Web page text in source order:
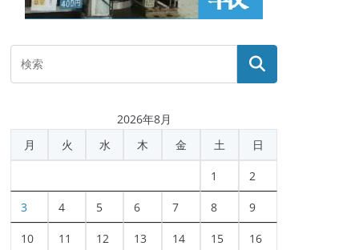
2026年8月
月
火 水 木 金 土 日
1 2
3 4 5 6 7 8 9
10 11 12 13 14 15 16